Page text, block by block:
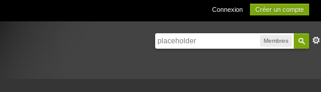
Connexion Créer un compte
Membres